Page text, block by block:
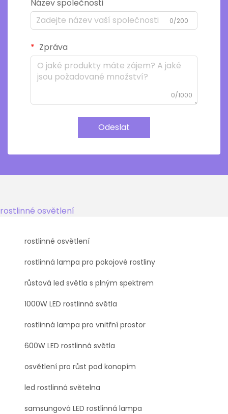
Název společnosti
0/200
Zpráva
0/1000
Odeslat
rostlinné osvětlení
rostlinné osvětlení
rostlinná lampa pro pokojové rostliny
růstová led světla s plným spektrem
1000W LED rostlinná světla
rostlinná lampa pro vnitřní prostor
600W LED rostlinná světla
osvětlení pro růst pod konopím
led rostlinná světelna
samsungová LED rostlinná lampa